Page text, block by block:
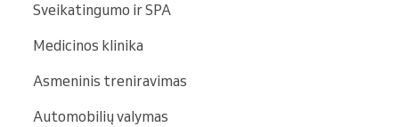
Sveikatingumo ir SPA
Medicinos klinika
Asmeninis treniravimas
Automobilių valymas